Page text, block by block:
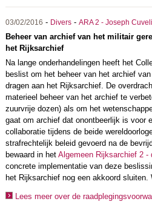
03/02/2016 - Divers- ARA 2 - Joseph
Beheer van archief van het militair
het Rijksarchief
Na lange onderhandelingen heeft het
beslist om het beheer van het archief
dragen aan het Rijksarchief. De
materieel beheer van het archief te
zuurvrije dozen) als om het
gaat om archief dat onontbeerlijk is voor
collaboratie tijdens de beide
strafrechtelijk beleid gevoerd na de
bewaard in het Algemeen Rijksarchief 2 -
concrete implementatie van deze
het Rijksarchief nog een akkoord sluiten.
Lees meer over de